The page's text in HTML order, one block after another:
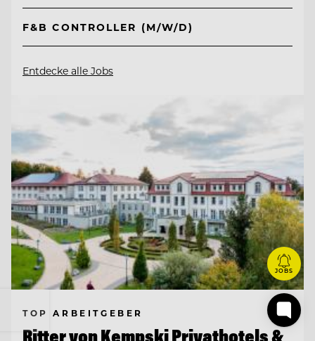
F&B CONTROLLER (M/W/D)
Entdecke alle Jobs
TOP ARBEITGEBER
Ritter von Kempski Privathotels &
JOBS